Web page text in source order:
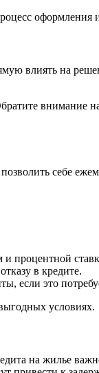
оформления
влиять на
себе
процентной
в кредите.
если это
условиях.
на жилье